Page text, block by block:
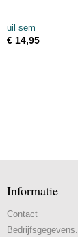
uil sem
€ 14,95
Informatie
Contact
Bedrijfsgegevens.